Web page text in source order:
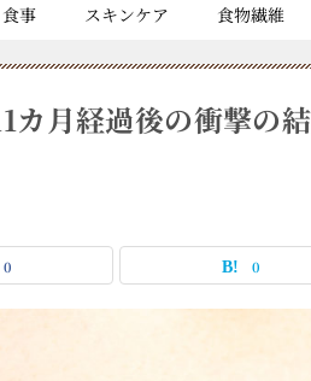
事 スキンケア 食物繊維
カ月経過後の衝撃の
0 0